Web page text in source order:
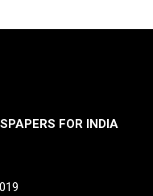
FOR INDIA